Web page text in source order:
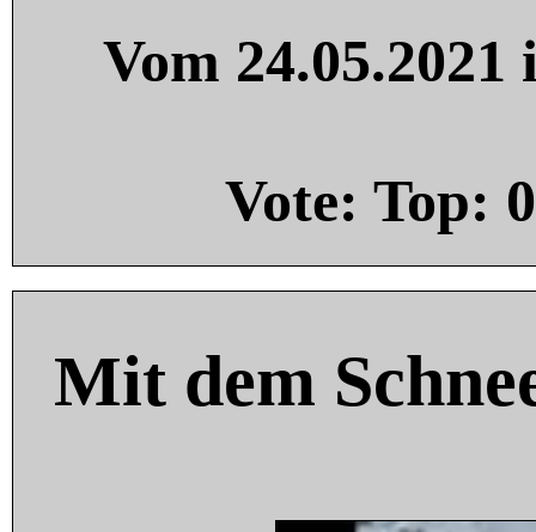
Vom
Vote: Top: 0
Mit dem